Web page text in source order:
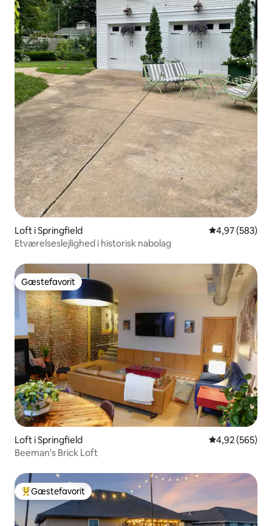
Loft i Springfield 4,97 ud af 5 i
4,97 (583)
Etværelseslejlighed i historisk nabolag
Gæstefavorit
Gæstefavorit
Loft i Springfield 4,92 ud af 5 i
4,92 (565)
Beeman's Brick Loft
Bedste gæstefavorit
Gæstefavorit